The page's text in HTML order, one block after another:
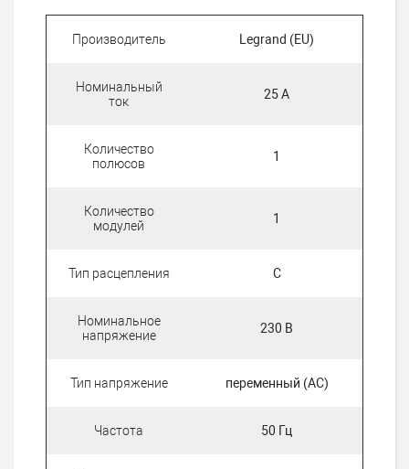
Производитель Legrand (EU)
Номинальный
ток
25 А
Количество
полюсов
1
Количество
модулей
1
Тип расцепления C
Номинальное
напряжение
230 В
Тип напряжение переменный (AC)
Частота 50 Гц